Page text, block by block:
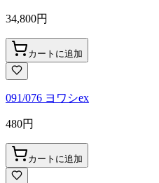
34,800円
カートに追加
091/076 ヨワシex
480円
カートに追加